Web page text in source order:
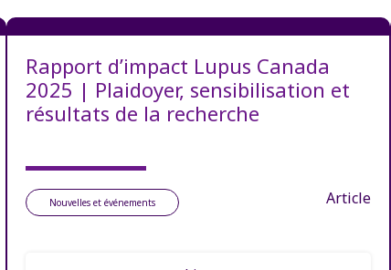
Rapport d’impact Lupus Canada
2025 | Plaidoyer, sensibilisation et
résultats de la recherche
Nouvelles et événements Article